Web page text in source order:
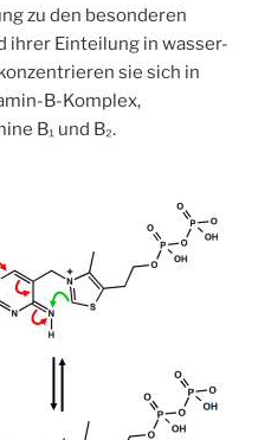
zu den besonderen
ihrer Einteilung in wasser-
sie sich in
B-Komplex,
B₁ und B₂.